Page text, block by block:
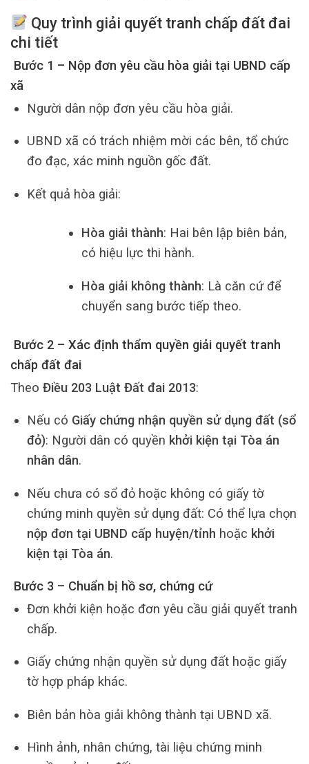
Quy trình giải quyết tranh chấp đất đai
chi tiết
Bước 1 – Nộp đơn yêu cầu hòa giải tại UBND cấp
xã
Người dân nộp đơn yêu cầu hòa giải.
UBND xã có trách nhiệm mời các bên, tổ chức
đo đạc, xác minh nguồn gốc đất.
Kết quả hòa giải:
Hòa giải thành: Hai bên lập biên bản,
có hiệu lực thi hành.
Hòa giải không thành: Là căn cứ để
chuyển sang bước tiếp theo.
Bước 2 – Xác định thẩm quyền giải quyết tranh
chấp đất đai
Theo Điều 203 Luật Đất đai 2013:
Nếu có Giấy chứng nhận quyền sử dụng đất (sổ
đỏ): Người dân có quyền khởi kiện tại Tòa án
nhân dân.
Nếu chưa có sổ đỏ hoặc không có giấy tờ
chứng minh quyền sử dụng đất: Có thể lựa chọn
nộp đơn tại UBND cấp huyện/tỉnh hoặc khởi
kiện tại Tòa án.
Bước 3 – Chuẩn bị hồ sơ, chứng cứ
Đơn khởi kiện hoặc đơn yêu cầu giải quyết tranh
chấp.
Giấy chứng nhận quyền sử dụng đất hoặc giấy
tờ hợp pháp khác.
Biên bản hòa giải không thành tại UBND xã.
Hình ảnh, nhân chứng, tài liệu chứng minh